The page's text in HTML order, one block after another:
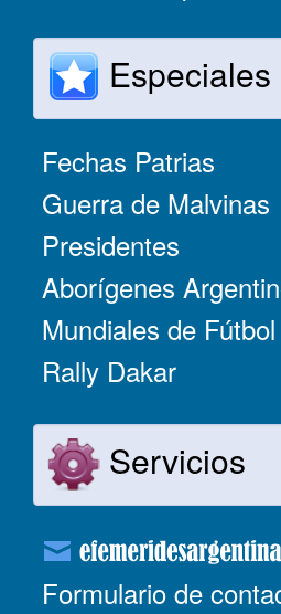
Especiales
Fechas Patrias
Guerra de Malvinas
Presidentes
Aborígenes
Mundiales de Fútbol
Rally Dakar
Servicios
Formulario de